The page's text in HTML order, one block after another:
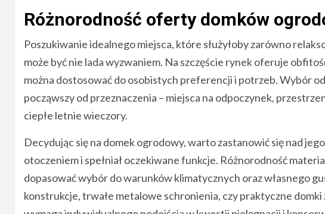
Różnorodność oferty domków
Poszukiwanie idealnego miejsca, które służyłoby zarówno
może być nie lada wyzwaniem. Na szczęście rynek oferuje
można dostosować do osobistych preferencji i potrzeb. Wybór
począwszy od przeznaczenia – miejsca na odpoczynek,
ciepłe letnie wieczory.
Decydując się na domek ogrodowy, warto zastanowić się nad
otoczeniem i spełniał oczekiwane funkcje. Różnorodność
dopasować wybór do warunków klimatycznych oraz własnego
konstrukcje, trwałe metalowe schronienia, czy praktyczne